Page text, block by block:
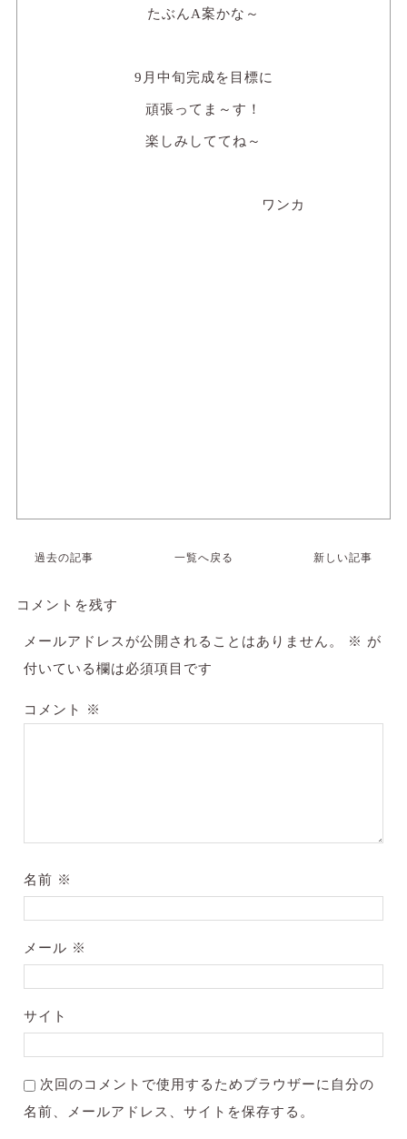
たぶんA案かな～
9月中旬完成を目標に
頑張ってま～す！
楽しみしててね～
ワンカ
過去の記事 一覧へ戻る 新しい記事
コメントを残す
メールアドレスが公開されることはありません。 ※ が
付いている欄は必須項目です
コメント ※
名前 ※
メール ※
サイト
次回のコメントで使用するためブラウザーに自分の
名前、メールアドレス、サイトを保存する。